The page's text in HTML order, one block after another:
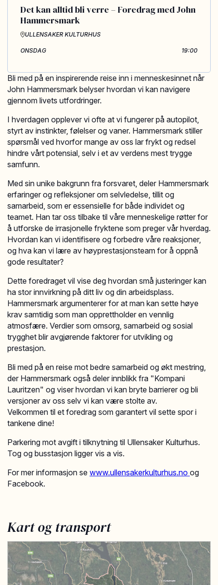
Bli med på en inspirerende reise inn i menneskesinnet når
John Hammersmark belyser hvordan vi kan navigere
gjennom livets utfordringer.
I hverdagen opplever vi ofte at vi fungerer på autopilot,
styrt av instinkter, følelser og vaner. Hammersmark stiller
spørsmål ved hvorfor mange av oss lar frykt og redsel
hindre vårt potensial, selv i et av verdens mest trygge
samfunn.
Med sin unike bakgrunn fra forsvaret, deler Hammersmark
erfaringer og refleksjoner om selvledelse, tillit og
samarbeid, som er essensielle for både individet og
teamet. Han tar oss tilbake til våre menneskelige røtter for
å utforske de irrasjonelle fryktene som preger vår hverdag.
Hvordan kan vi identifisere og forbedre våre reaksjoner,
og hva kan vi lære av høyprestasjonsteam for å oppnå
gode resultater?
Dette foredraget vil vise deg hvordan små justeringer kan
ha stor innvirkning på ditt liv og din arbeidsplass.
Hammersmark argumenterer for at man kan sette høye
krav samtidig som man opprettholder en vennlig
atmosfære. Verdier som omsorg, samarbeid og sosial
trygghet blir avgjørende faktorer for utvikling og
prestasjon.
Bli med på en reise mot bedre samarbeid og økt mestring,
der Hammersmark også deler innblikk fra "Kompani
Lauritzen" og viser hvordan vi kan bryte barrierer og bli
versjoner av oss selv vi kan være stolte av.
Velkommen til et foredrag som garantert vil sette spor i
tankene dine!
Parkering mot avgift i tilknytning til Ullensaker Kulturhus.
Tog og busstasjon ligger vis a vis.
For mer informasjon se www.ullensakerkulturhus.no og
Facebook.
Kart og transport
Det kan alltid bli verre – Foredrag med John
Hammersmark
ULLENSAKER KULTURHUS
ONSDAG 19:00